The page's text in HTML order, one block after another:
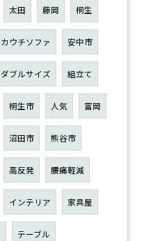
太田 藤岡 桐生
カウチソファ 安中市
ダブルサイズ 組立て
桐生市 人気 富岡
沼田市 熊谷市
高反発 腰痛軽減
インテリア 家具屋
テーブル